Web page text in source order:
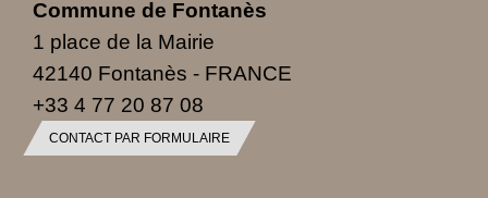
Commune de Fontanès
1 place de la Mairie
42140 Fontanès - FRANCE
+33 4 77 20 87 08
CONTACT PAR FORMULAIRE